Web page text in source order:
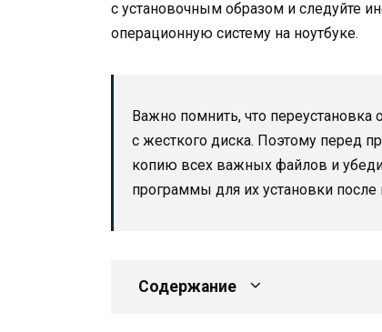
с установочным образом и следуйте
операционную систему на ноутбуке.
Важно помнить, что
с жесткого диска. Поэтому перед
копию всех важных файлов и
программы для их установки после
Содержание